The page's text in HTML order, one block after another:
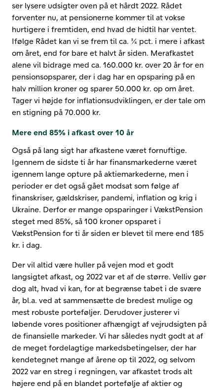
ser lysere udsigter oven på et hårdt 2022. Rådet
forventer nu, at pensionerne kommer til at vokse
hurtigere i fremtiden, end hvad de hidtil har ventet.
Ifølge Rådet kan vi se frem til ca. ¾ pct. i mere i afkast
om året, end for bare et halvt år siden. Merafkastet
alene vil bidrage med ca. 160.000 kr. over 20 år for en
pensionsopsparer, der i dag har en opsparing på en
halv million kroner og sparer 50.000 kr. op om året.
Tager vi højde for inflationsudviklingen, er der tale om
en stigning på 70.000 kr.
Mere end 85% i afkast over 10 år
Også på lang sigt har afkastene været fornuftige.
Igennem de sidste ti år har finansmarkederne været
igennem lange opture på aktiemarkederne, men i
perioder er det også gået modsat som følge af
finanskriser, gældskriser, pandemi, inflation og krig i
Ukraine. Derfor er mange opsparinger i VækstPension
steget med 85%, så 100 kroner opsparet i
VækstPension for ti år siden er blevet til mere end 185
kr. i dag.
Der vil altid være huller på vejen mod et godt
langsigtet afkast, og 2022 var et af de større. Velliv gør
dog alt, hvad vi kan, for at begrænse tabet i de svære
år, bl.a. ved at sammensætte de bredest mulige og
mest robuste porteføljer. Derudover justerer vi
løbende vores positioner afhængigt af vejrudsigten på
de finansielle markeder. Vi har således nydt godt at af
de meget fordelagtige markedsbetingelser, der har
kendetegnet mange af årene op til 2022, og selvom
2022 var en streg i regningen, var afkastet trods alt
højere end på en blandet portefølje af aktier og